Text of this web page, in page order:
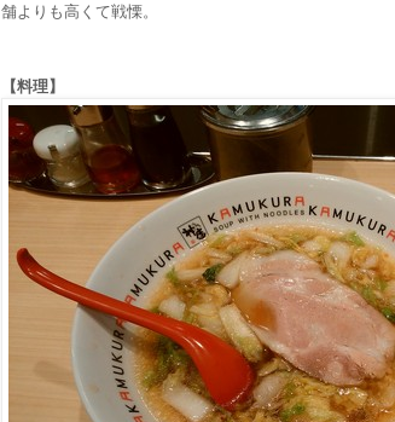
舗よりも高くて戦慄。
【料理】